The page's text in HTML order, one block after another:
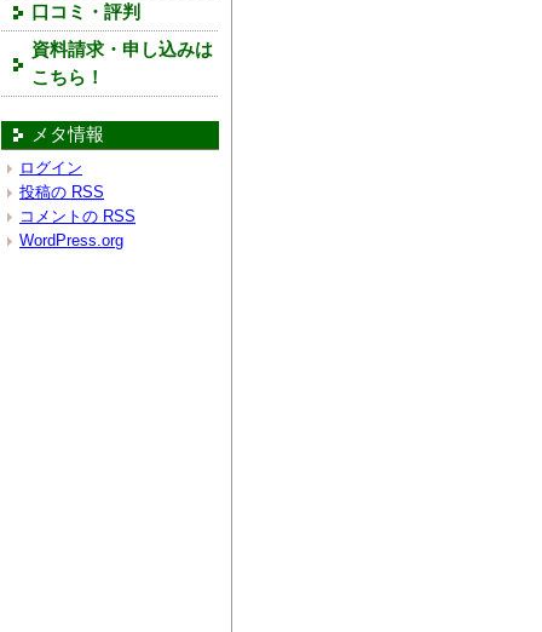
口コミ・評判
資料請求・申し込みは
こちら！
メタ情報
ログイン
投稿の RSS
コメントの RSS
WordPress.org